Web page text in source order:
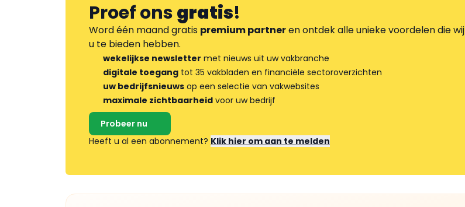
Proef onsgratis!
Word één maand gratis premium partneren ontdek alle unieke voordelen die wij
u te bieden hebben.
wekelijkse newsletter met nieuws uit uw vakbranche
digitale toegang tot 35 vakbladen en financiële sectoroverzichten
uw bedrijfsnieuws op een selectie van vakwebsites
maximale zichtbaarheid voor uw bedrijf
Probeer nu
Heeft u al een abonnement? Klik hier om aan te melden